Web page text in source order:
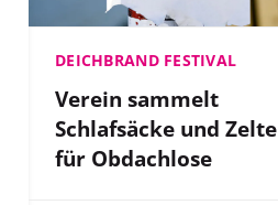
DEICHBRAND FESTIVAL
Verein sammelt
Schlafsäcke und Zelte
für Obdachlose